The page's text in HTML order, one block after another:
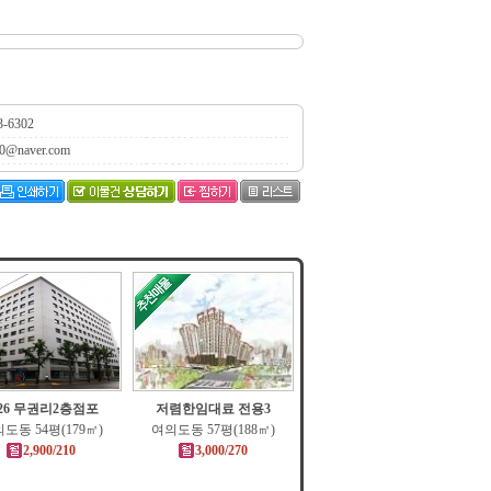
6302
무권리2층점포
도동 54평(179㎡)
2,900/210
저렴한임대료 전용3
여의도동 57평(188㎡)
3,000/270